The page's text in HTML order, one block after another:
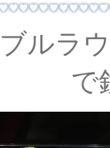
ルラ
で